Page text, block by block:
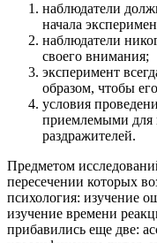
наблюдатели
начала
наблюдатели
своего внимания;
эксперимент
образом, чтобы
условия
приемлемыми для
раздражителей.
Предметом
пересечении которых
психология: изучение
изучение времени
прибавились еще две: